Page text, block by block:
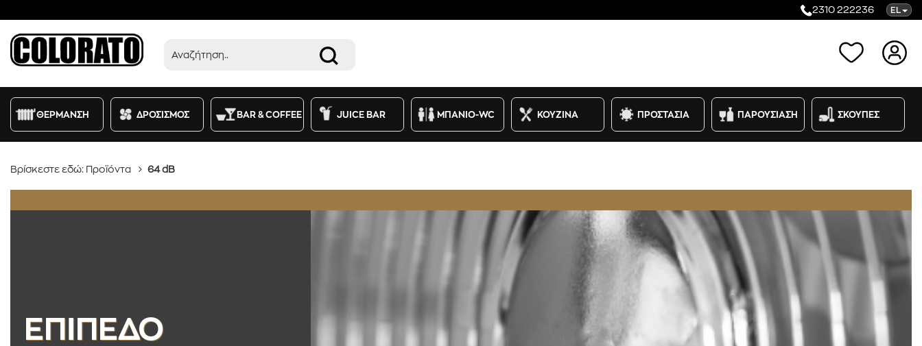
2310 222236 EL
Προϊόντα Κατηγορίες
ΘΕΡΜΑΝΣΗ ΔΡΟΣΙΣΜΟΣ BAR & COFFEE JUICE BAR ΜΠΑΝΙΟ-WC ΚΟΥΖΙΝΑ ΠΡΟΣΤΑΣΙΑ ΠΑΡΟΥΣΙΑΣΗ ΣΚΟΥΠΕΣ
Βρίσκεστε εδώ: Προϊόντα 64 dB
ΕΠΙΠΕΔΟ